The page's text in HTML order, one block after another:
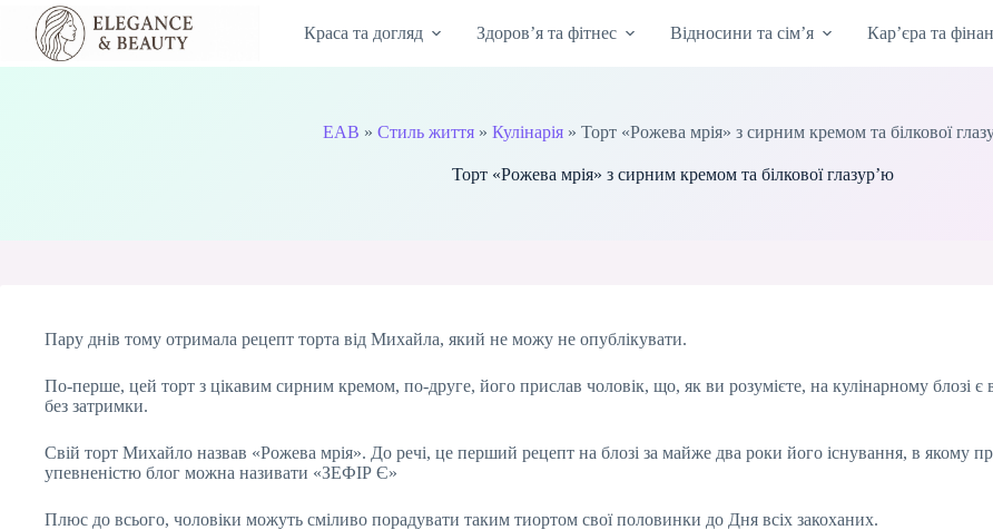
Перейти
вмісту
Краса та догляд Здоров’я та фітнес Відносини та сім’я Кар’єра та
EAB »Стиль життя »Кулінарія »Торт «Рожева мрія» з сирним кремом та білкової
Торт «Рожева мрія» з сирним кремом та білкової глазур’ю
Пару днів тому отримала рецепт торта від Михайла, який не можу не опублікувати.
По-перше, цей торт з цікавим сирним кремом, по-друге, його прислав чоловік, що, як ви розумієте, на кулінарному блозі
без затримки.
Свій торт Михайло назвав «Рожева мрія». До речі, це перший рецепт на блозі за майже два роки його існування, в якому
упевненістю блог можна називати «ЗЕФІР Є»
Плюс до всього, чоловіки можуть сміливо порадувати таким тиортом свої половинки до Дня всіх закоханих.